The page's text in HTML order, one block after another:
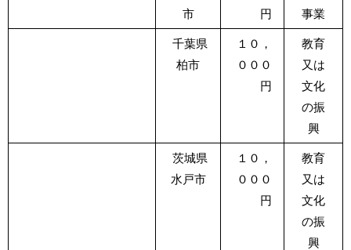
市
円
事業
千葉県
柏市
１０，
０００
円
教育
又は
文化
の振
興
茨城県
水戸市
１０，
０００
円
教育
又は
文化
の振
興